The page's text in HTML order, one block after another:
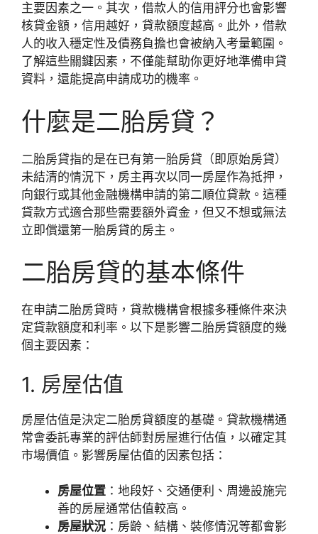
主要因素之一。其次，借款人的信用評分也會影響
核貸金額，信用越好，貸款額度越高。此外，借款
人的收入穩定性及債務負擔也會被納入考量範圍。
了解這些關鍵因素，不僅能幫助你更好地準備申貸
資料，還能提高申請成功的機率。
什麼是二胎房貸？
二胎房貸指的是在已有第一胎房貸（即原始房貸）
未結清的情況下，房主再次以同一房屋作為抵押，
向銀行或其他金融機構申請的第二順位貸款。這種
貸款方式適合那些需要額外資金，但又不想或無法
立即償還第一胎房貸的房主。
二胎房貸的基本條件
在申請二胎房貸時，貸款機構會根據多種條件來決
定貸款額度和利率。以下是影響二胎房貸額度的幾
個主要因素：
1. 房屋估值
房屋估值是決定二胎房貸額度的基礎。貸款機構通
常會委託專業的評估師對房屋進行估值，以確定其
市場價值。影響房屋估值的因素包括：
房屋位置 ：地段好、交通便利、周邊設施完
善的房屋通常估值較高。
房屋狀況 ：房齡、結構、裝修情況等都會影